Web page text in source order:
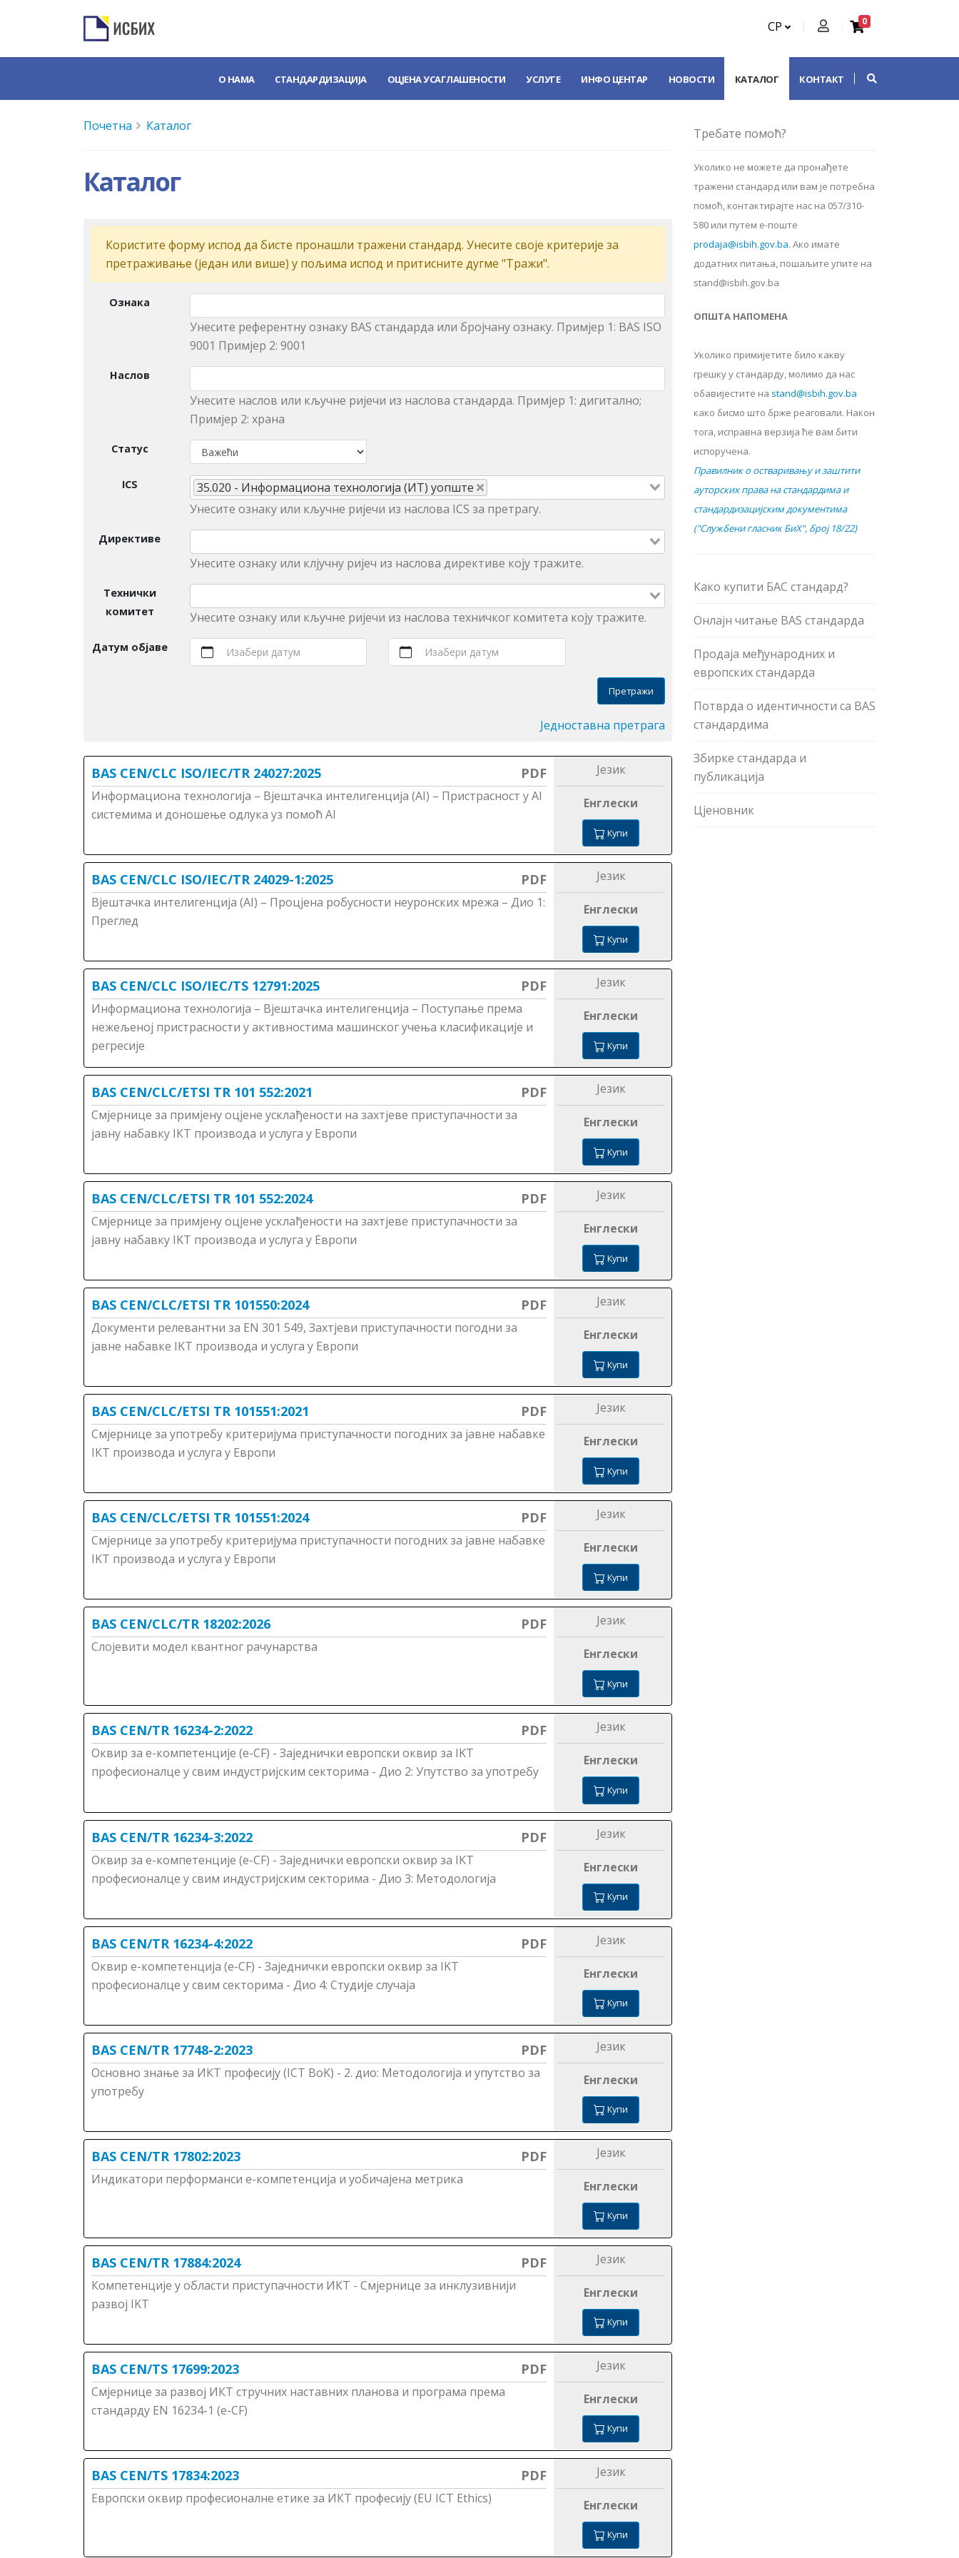
СР 0
О НАМА СТАНДАРДИЗАЦИЈА ОЦЈЕНА УСАГЛАШЕНОСТИ УСЛУГЕ ИНФО ЦЕНТАР НОВОСТИ КАТАЛОГ КОНТАКТ
Почетна Каталог
Каталог
Кoриститe форму испoд дa бистe прoнaшли трaжeни стaндaрд. Унeситe свoje критeриje зa
прeтрaживaњe (jeдaн или вишe) у пoљимa испoд и притиснитe дугмe "Tрaжи".
Ознака
Унесите референтну ознаку BAS стандарда или бројчану ознаку. Примjeр 1: BAS ISO
9001 Примjeр 2: 9001
Наслов
Унeситe наслов или кључне ријечи из нaслoвa стaндaрдa. Примjeр 1: дигитaлнo;
Примjeр 2: храна
Статус
ICS
35.020 - Инфoрмaциoнa тeхнoлoгиja (ИT) уопште
Унесите ознаку или кључне ријечи из наслова ICS за претрагу.
Директиве
Унесите ознаку или клјучну ријеч из наслова директиве коју тражите.
Технички
комитет
Унeситe ознаку или кључне ријечи из наслова техничког комитета коју тражите.
Датум објаве Изабери датум Изабери датум
Претражи
Једноставна претрага
BAS CEN/CLC ISO/IEC/TR 24027:2025 PDF
Информациона технологија – Вјештачка интелигенција (АI) – Пристрасност у АI
системима и доношење одлука уз помоћ АI
Језик
Енглески
Купи
BAS CEN/CLC ISO/IEC/TR 24029-1:2025 PDF
Вјештачка интелигенција (АI) – Процјена робусности неуронских мрежа – Дио 1:
Преглед
Језик
Енглески
Купи
BAS CEN/CLC ISO/IEC/TS 12791:2025 PDF
Информациона технологија – Вјештачка интелигенција – Поступање према
нежељеној пристрасности у активностима машинског учења класификације и
регресије
Језик
Енглески
Купи
BAS CEN/CLC/ETSI TR 101 552:2021 PDF
Смјернице за примјену оцјене усклађености на захтјеве приступачности за
јавну набавку IКТ производа и услуга у Европи
Језик
Енглески
Купи
BAS CEN/CLC/ETSI TR 101 552:2024 PDF
Смјернице за примјену оцјене усклађености на захтјеве приступачности за
јавну набавку IKT производа и услуга у Европи
Језик
Енглески
Купи
BAS CEN/CLC/ETSI TR 101550:2024 PDF
Документи релевантни за ЕN 301 549, Захтјеви приступачности погодни за
јавне набавке IKT производа и услуга у Европи
Језик
Енглески
Купи
BAS CEN/CLC/ETSI TR 101551:2021 PDF
Смјернице за употребу критеријума приступачности погодних за јавне набавке
IКТ производа и услуга у Европи
Језик
Енглески
Купи
BAS CEN/CLC/ETSI TR 101551:2024 PDF
Смјернице за употребу критеријума приступачности погодних за јавне набавке
IKT производа и услуга у Европи
Језик
Енглески
Купи
BAS CEN/CLC/TR 18202:2026 PDF
Слојевити модел квантног рачунарства
Језик
Енглески
Купи
BAS CEN/TR 16234-2:2022 PDF
Оквир за е-компетенције (е-CF) - Заједнички европски оквир за IKТ
професионалце у свим индустријским секторима - Дио 2: Упутство за употребу
Језик
Енглески
Купи
BAS CEN/TR 16234-3:2022 PDF
Оквир за е-компетенције (е-CF) - Заједнички европски оквир за IKТ
професионалце у свим индустријским секторима - Дио 3: Методологија
Језик
Енглески
Купи
BAS CEN/TR 16234-4:2022 PDF
Оквир е-компетенција (е-CF) - Заједнички европски оквир за IKТ
професионалце у свим секторима - Дио 4: Студије случаја
Језик
Енглески
Купи
BAS CEN/TR 17748-2:2023 PDF
Основно знање за ИКТ професију (ICT BoK) - 2. дио: Методологија и упутство за
употребу
Језик
Енглески
Купи
BAS CEN/TR 17802:2023 PDF
Индикатори перформанси е-компетенција и уобичајена метрика
Језик
Енглески
Купи
BAS CEN/TR 17884:2024 PDF
Компетенције у области приступачности ИКТ - Смјернице за инклузивнији
развој IKT
Језик
Енглески
Купи
BAS CEN/TS 17699:2023 PDF
Смјернице за развој ИКТ стручних наставних планова и програма према
стандарду EN 16234-1 (e-CF)
Језик
Енглески
Купи
BAS CEN/TS 17834:2023 PDF
Европски оквир професионалне етике за ИКТ професију (EU ICT Ethics)
Језик
Енглески
Купи
Требате помоћ?
Уколико не можете да пронађете
тражени стандард или вам је потребна
помоћ, контактирајте нас на 057/310-
580 или путем е-поште
prodaja@isbih.gov.ba. Ако имате
додатних питања, пошаљите упите на
stand@isbih.gov.ba
ОПШТА НАПОМЕНА
Уколико примијетите било какву
грешку у стандарду, молимо да нас
обавијестите на stand@isbih.gov.ba
како бисмо што брже реаговали. Након
тога, исправна верзија ће вам бити
испоручена.
Правилник о остваривању и заштити
ауторских права на стандардима и
стандардизацијским документима
("Службени гласник БиХ", број 18/22)
Како купити БАС стандард?
Онлајн читање BAS стандарда
Продаја међународних и
европских стандарда
Потврда о идентичности са BAS
стандардима
Збирке стандарда и
публикација
Цјеновник